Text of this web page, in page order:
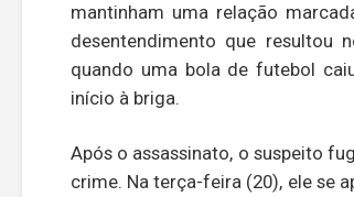
mantinham uma relação
desentendimento que resultou
quando uma bola de futebol
início à briga.
Após o assassinato, o suspeito
crime. Na terça-feira (20), ele se